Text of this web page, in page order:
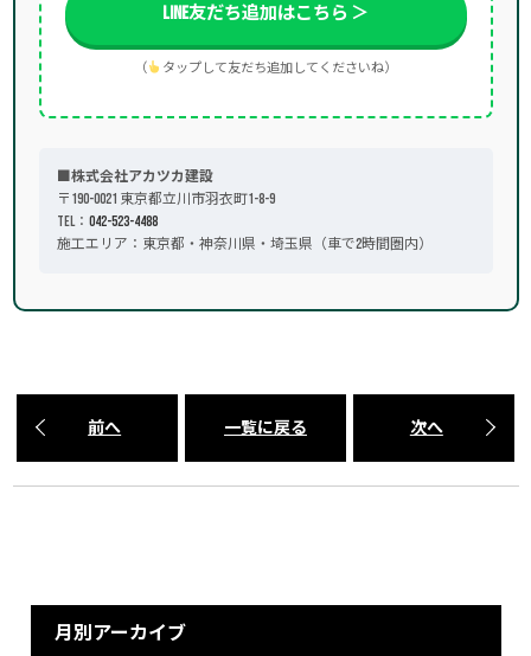
LINE友だち追加はこちら ＞
（ タップして友だち追加してくださいね）
■株式会社アカツカ建設
〒190-0021 東京都立川市羽衣町1-8-9
TEL： 042-523-4488
施工エリア：東京都・神奈川県・埼玉県（車で2時間圏内）
前へ 一覧に戻る 次へ
月別アーカイブ